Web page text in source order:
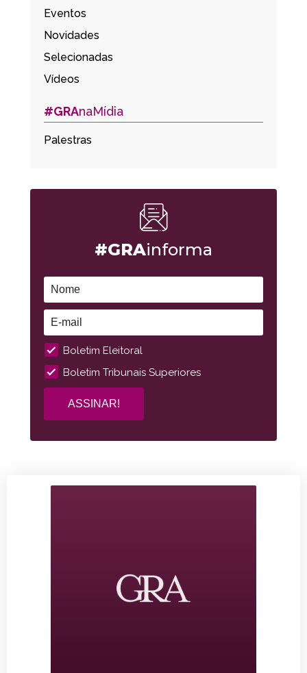
Eventos
Novidades
Selecionadas
Vídeos
#GRAnaMídia
Palestras
#GRAinforma
Boletim Eleitoral
Boletim Tribunais Superiores